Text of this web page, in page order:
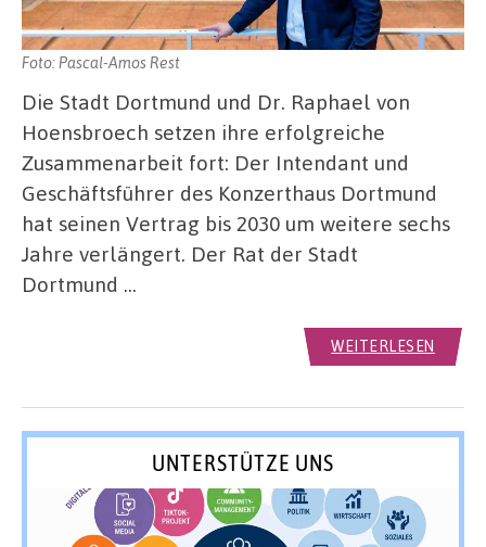
Foto: Pascal-Amos Rest
Die Stadt Dortmund und Dr. Raphael von
Hoensbroech setzen ihre erfolgreiche
Zusammenarbeit fort: Der Intendant und
Geschäftsführer des Konzerthaus Dortmund
hat seinen Vertrag bis 2030 um weitere sechs
Jahre verlängert. Der Rat der Stadt
Dortmund …
WEITERLESEN
UNTERSTÜTZE UNS